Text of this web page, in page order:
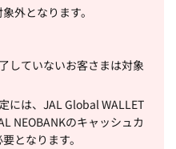
外となります。
していないお客さまは対象
には、JAL Global WALLET
NEOBANKのキャッシュカ
となります。